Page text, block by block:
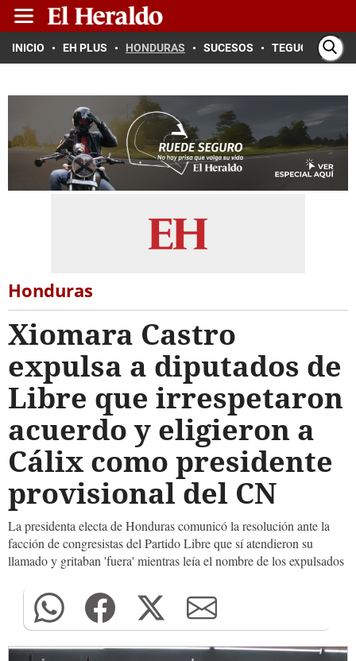
INICIO EH PLUS HONDURAS SUCESOS TEGUCIGALPA
Honduras
Xiomara Castro
expulsa a diputados de
Libre que irrespetaron
acuerdo y eligieron a
Cálix como presidente
provisional del CN
La presidenta electa de Honduras comunicó la resolución ante la
facción de congresistas del Partido Libre que sí atendieron su
llamado y gritaban 'fuera' mientras leía el nombre de los expulsados